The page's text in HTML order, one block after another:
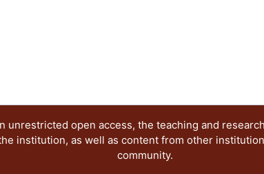
open access, the teaching and
institution, as well as content from other
community.